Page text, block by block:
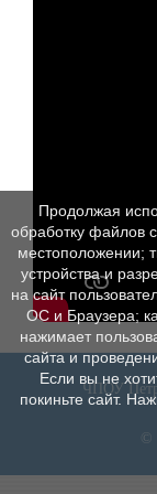
ЧПОУ
©
Продолжая
обработку файлов
местоположении;
устройства и
на сайт
ОС и Браузера;
нажимает
сайта и
Если вы не
покиньте сайт.